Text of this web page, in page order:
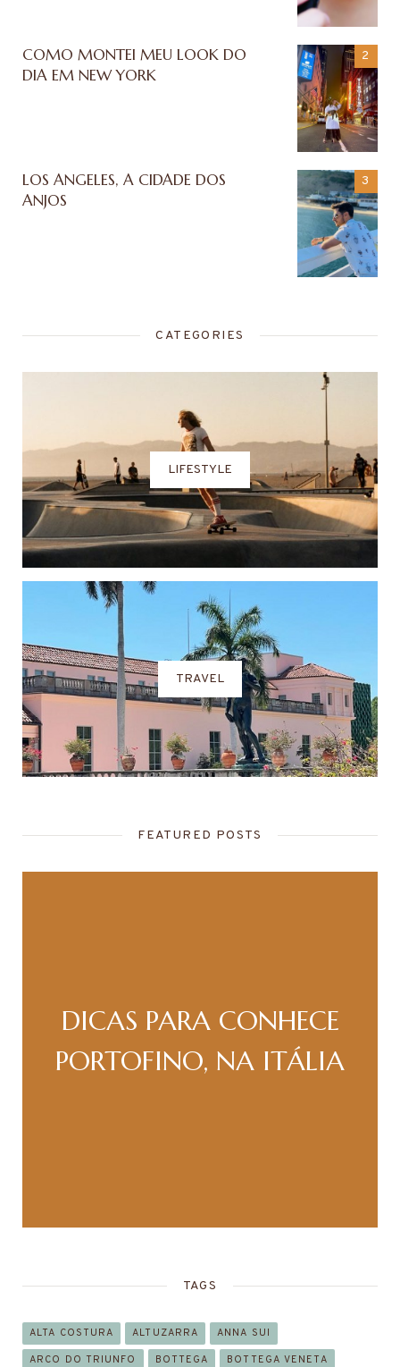
COMO MONTEI MEU LOOK DO
DIA EM NEW YORK
LOS ANGELES, A CIDADE DOS
ANJOS
CATEGORIES
LIFESTYLE
TRAVEL
FEATURED POSTS
DICAS PARA CONHECE
PORTOFINO, NA ITÁLIA
TAGS
ALTA COSTURA ALTUZARRA ANNA SUI
ARCO DO TRIUNFO BOTTEGA BOTTEGA VENETA